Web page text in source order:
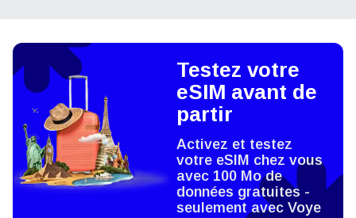
Testez votre
eSIM avant de
partir
Activez et testez
votre eSIM chez vous
avec 100 Mo de
données gratuites -
seulement avec Voye